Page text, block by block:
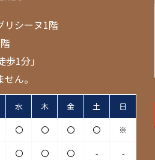
リシーヌ1階
1分」
ん。
水 木 金 土 日
〇 〇 〇 〇 ※
〇 〇 〇 - -